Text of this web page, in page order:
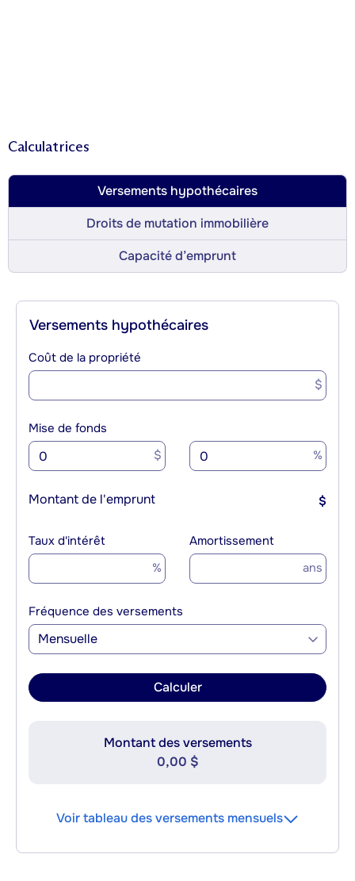
Calculatrices
Versements hypothécaires
Droits de mutation immobilière
Capacité d’emprunt
Versements hypothécaires
Coût de la propriété
$
Mise de fonds
$ %
Montant de l'emprunt $
Taux d'intérêt
%
Amortissement
ans
Fréquence des versements
Mensuelle
Calculer
Montant des versements
0,00 $
Voir tableau des versements mensuels